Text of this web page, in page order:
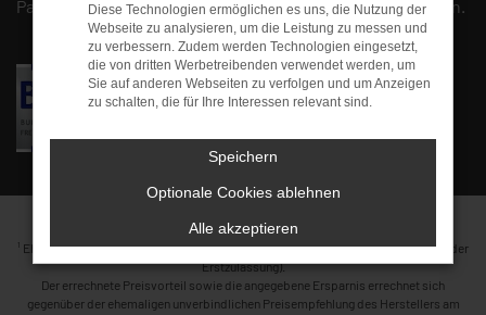
Partner, derKfz-Meisterwerkstatt Kirschmann, zusammen.
1 Ehemaliger Neupreis (Unverbindliche Preisempfehlung des Herstellers am Tag der
Erstzulassung).
Der errechnete Preisvorteil sowie die angegebene Ersparnis errechnet sich
gegenüber der ehemaligen unverbindlichen Preisempfehlung des Herstellers am
Diese Technologien ermöglichen es uns, die Nutzung der
Webseite zu analysieren, um die Leistung zu messen und
zu verbessern. Zudem werden Technologien eingesetzt,
die von dritten Werbetreibenden verwendet werden, um
Sie auf anderen Webseiten zu verfolgen und um Anzeigen
zu schalten, die für Ihre Interessen relevant sind.
Speichern
Optionale Cookies ablehnen
Alle akzeptieren